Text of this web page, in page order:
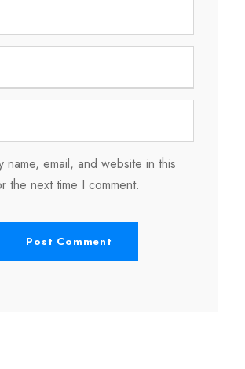
name, email, and website in this
the next time I comment.